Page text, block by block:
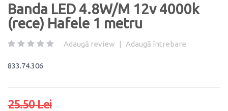
Banda LED 4.8W/M 12v 4000k
(rece) Hafele 1 metru
Adaugă review | Adaugă întrebare
833.74.306
25.50 Lei